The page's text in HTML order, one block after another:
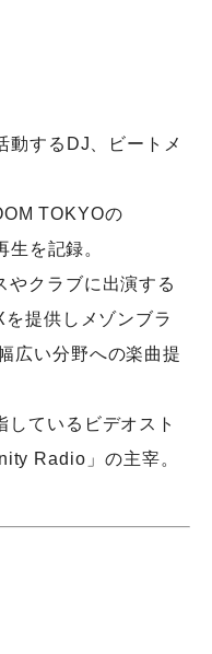
動するDJ、ビートメ
TOKYOの
を記録。
やクラブに出演する
提供しメゾンブラ
広い分野への楽曲提
ているビデオスト
Radio」の主宰。